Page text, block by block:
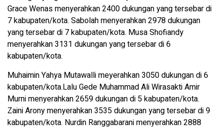
Grace Wenas menyerahkan 2400 dukungan yang tersebar di
7 kabupaten/kota. Sabolah menyerahkan 2978 dukungan
yang tersebar di 7 kabupaten/kota. Musa Shofiandy
menyerahkan 3131 dukungan yang tersebar di 6
kabupaten/kota.
Muhaimin Yahya Mutawalli meyerahkan 3050 dukungan di 6
kabupaten/kota.Lalu Gede Muhammad Ali Wirasakti Amir
Murni menyerahkan 2659 dukungan di 5 kabupaten/kota.
Zaini Arony menyerahkan 3535 dukungan yang tersebar di 9
kabupaten/kota. Nurdin Ranggabarani menyerahkan 2888